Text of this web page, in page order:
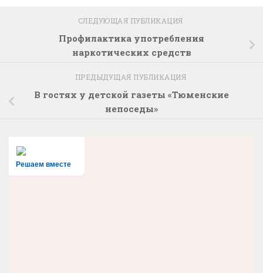
СЛЕДУЮЩАЯ ПУБЛИКАЦИЯ
Профилактика употребления
наркотических средств
ПРЕДЫДУЩАЯ ПУБЛИКАЦИЯ
В гостях у детской газеты «Тюменские
непоседы»
Решаем вместе